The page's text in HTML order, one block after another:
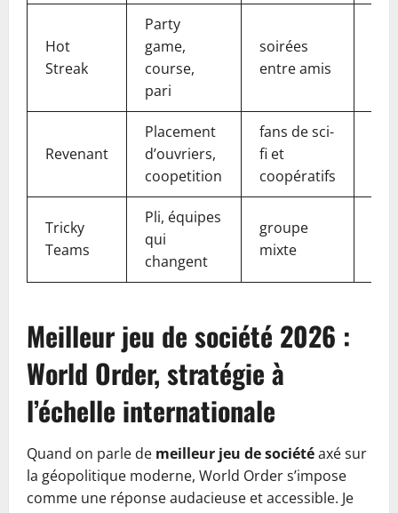
Hot
Streak
Party
game,
course,
pari
soirées
entre amis
Revenant
Placement
d’ouvriers,
coopetition
fans de sci-
fi et
coopératifs
Tricky
Teams
Pli, équipes
qui
changent
groupe
mixte
Meilleur jeu de société 2026 :
World Order, stratégie à
l’échelle internationale
Quand on parle de meilleur jeu de sociétéaxé sur
la géopolitique moderne, World Order s’impose
comme une réponse audacieuse et accessible. Je